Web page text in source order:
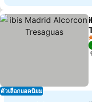
ตัวเลือกยอดนิยม